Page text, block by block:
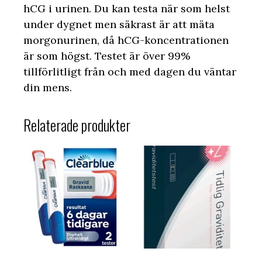
hCG i urinen. Du kan testa när som helst
under dygnet men säkrast är att mäta
morgonurinen, då hCG-koncentrationen
är som högst. Testet är över 99%
tillförlitligt från och med dagen du väntar
din mens.
Relaterade produkter